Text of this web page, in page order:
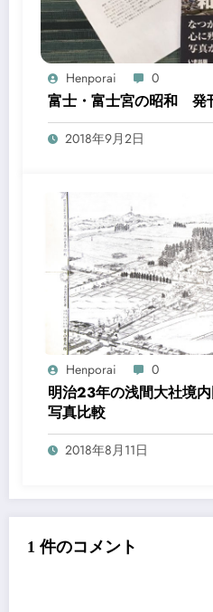
Henporai 0
富士・富士宮の昭和 発
2018年9月2日
Henporai 0
明治23年の浅間大社境
写真比較
2018年8月11日
1 件のコメント